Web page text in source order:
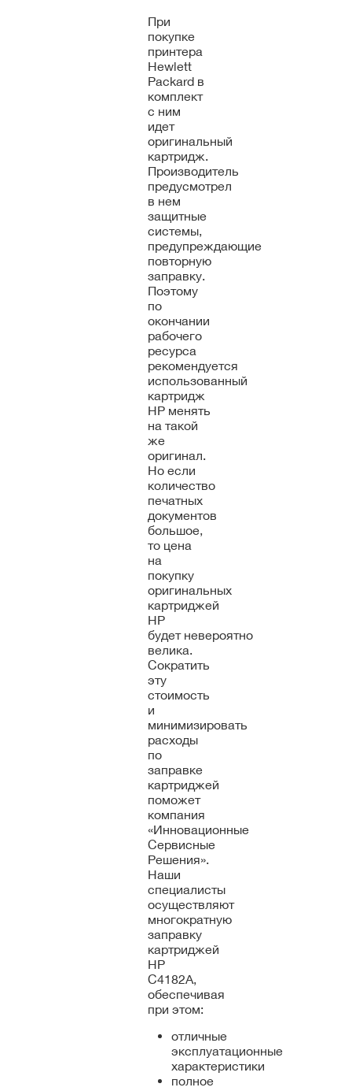
При
покупке
принтера
Hewlett
Packard в
комплект
с ним
идет
оригинальный
картридж.
Производитель
предусмотрел
в нем
защитные
системы,
предупреждающие
повторную
заправку.
Поэтому
по
окончании
рабочего
ресурса
рекомендуется
использованный
картридж
HP менять
на такой
же
оригинал.
Но если
количество
печатных
документов
большое,
то цена
на
покупку
оригинальных
картриджей
HP
будет невероятно
велика.
Сократить
эту
стоимость
и
минимизировать
расходы
по
заправке
картриджей
поможет
компания
«Инновационные
Сервисные
Решения».
Наши
специалисты
осуществляют
многократную
заправку
картриджей
HP
C4182A,
обеспечивая
при этом:
отличные
эксплуатационные
характеристики
полное